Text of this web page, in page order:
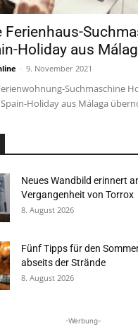
Ferienhaus-
Holiday aus
- 9. November 2021
Suchmaschine
Holiday aus Málaga
Neues Wandbild erinnert
Vergangenheit von Torrox
8. August 2026
Fünf Tipps für den
abseits der Strände
8. August 2026
-Werbung-